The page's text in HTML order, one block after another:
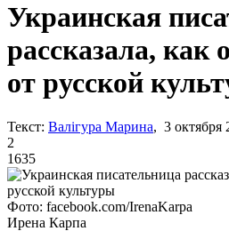
Украинская
рассказала, как
от русской
Текст: Валігура Марина, 3 октября
2
1635
Фото: facebook.com/IrenaKarpa
Ирена Карпа